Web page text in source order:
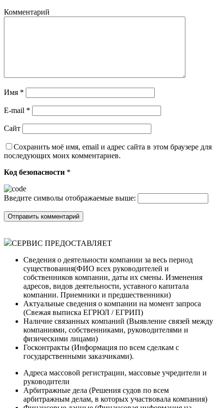
Комментарий
Имя *
E-mail *
Сайт
Сохранить моё имя, email и адрес сайта в этом браузере для
последующих моих комментариев.
Код безопасности *
Введите символы отображаемые выше:
СЕРВИС ПРЕДОСТАВЛЯЕТ
Сведения о деятельности компании за весь период
существования(ФИО всех руководителей и
собственников компании, даты их смены. Изменения
адресов, видов деятельности, уставного капитала
компании. Приемники и предшественники)
Актуальные сведения о компании на момент запроса
(Cвежая выписка ЕГРЮЛ / ЕГРИП)
Наличие связанных компаний (Выявление связей между
компаниями, собственниками, руководителями и
физическими лицами)
Госконтракты (Информация по всем сделкам с
государственными заказчиками).
Адреса массовой регистрации, массовые учредители и
руководители
Арбитражные дела (Решения судов по всем
арбитражным делам, в которых участвовала компания)